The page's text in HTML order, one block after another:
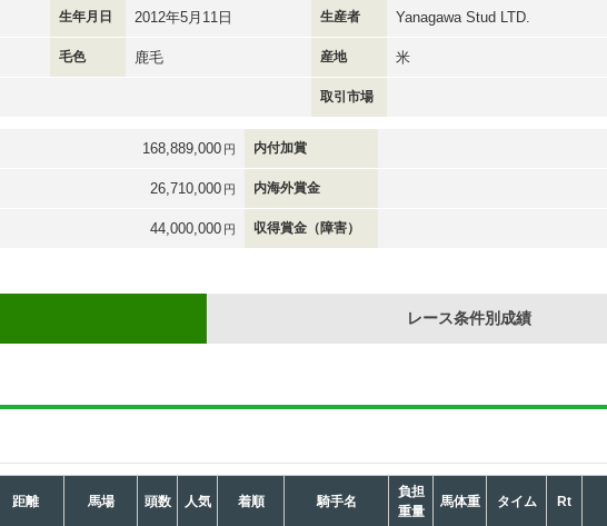
生年月日 2012年5月11日 生産者 Yanagawa Stud LTD.
毛色 鹿毛 産地 米
取引市場
168,889,000 円 内付加賞
26,710,000 円 内海外賞金
44,000,000 円 収得賞金（障害）
レース条件別成績
距離 馬場 頭数 人気 着順 騎手名
負担
重量
馬体重 タイム Rt